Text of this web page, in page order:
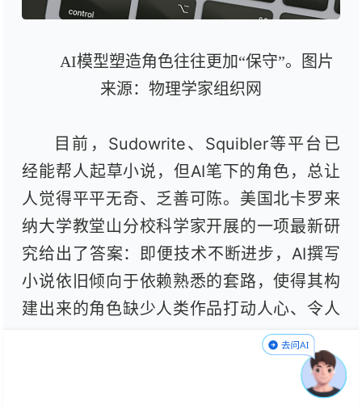
AI模型塑造角色往往更加“保守”。图片
来源：物理学家组织网
目前，Sudowrite、Squibler等平台已
经能帮人起草小说，但AI笔下的角色，总让
人觉得平平无奇、乏善可陈。美国北卡罗来
纳大学教堂山分校科学家开展的一项最新研
究给出了答案：即便技术不断进步，AI撰写
小说依旧倾向于依赖熟悉的套路，使得其构
建出来的角色缺少人类作品打动人心、令人
难忘的特质——神秘感。相关论文已提交到